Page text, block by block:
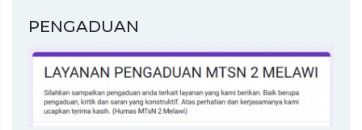
PENGADUAN